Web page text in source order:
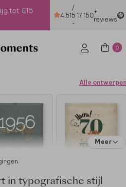
tot €15
4.51
/
5
-
17.150+
reviews
0
Alle ontwerpen
Meer
in typografische stijl